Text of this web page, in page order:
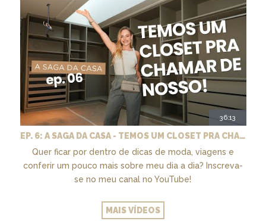
36:13
EP. 6: A SAGA DA CASA - TEMOS UM CLOSET PRA CHAMAR DE NOSSO + MARCENARIA E PAISAGISMO
Quer ficar por dentro de dicas de moda, viagens e
conferir um pouco mais sobre meu dia a dia? Inscreva-
se no meu canal no YouTube!
MAIS VÍDEOS